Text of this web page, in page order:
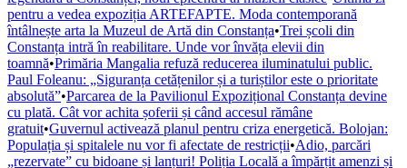
pentru a vedea expoziția ARTEFAPTE. Moda contemporană
întâlnește arta la Muzeul de Artă din Constanța•Trei școli din
Constanța intră în reabilitare. Unde vor învăța elevii din
toamnă•Primăria Mangalia refuză reducerea iluminatului public.
Paul Foleanu: „Siguranța cetățenilor și a turiștilor este o prioritate
absolută”•Parcarea de la Pavilionul Expozițional Constanța devine
cu plată. Cât vor achita șoferii și când accesul rămâne
gratuit•Guvernul activează planul pentru criza energetică. Bolojan:
Populația și spitalele nu vor fi afectate de restricții•Adio, parcări
„rezervate” cu bidoane și lanțuri! Poliția Locală a împărțit amenzi și